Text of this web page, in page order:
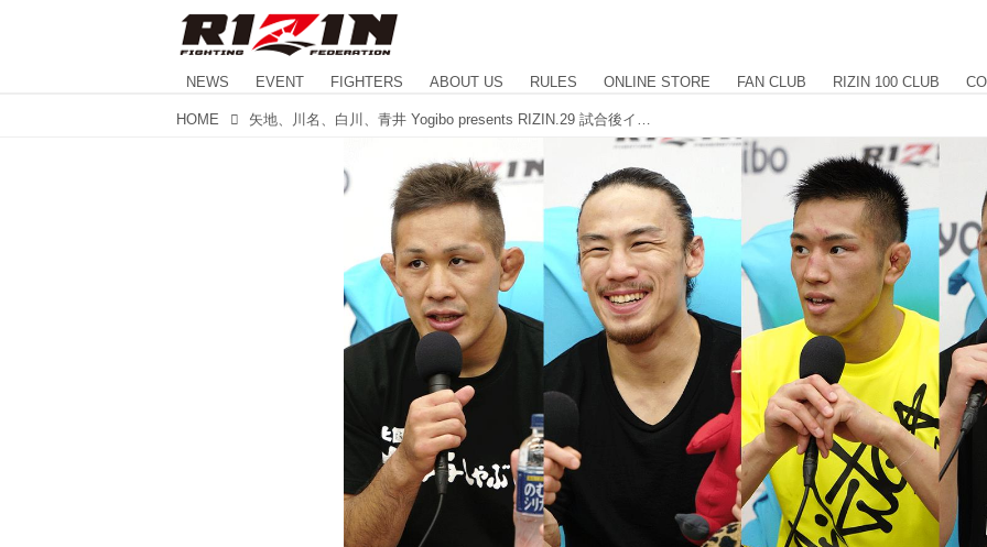
NEWS EVENT FIGHTERS ABOUT US RULES ONLINE STORE FAN CLUB RIZIN 100 CLUB
HOME